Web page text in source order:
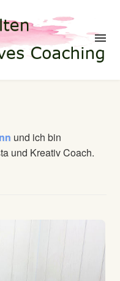
menu
und ich bin
und Kreativ Coach.